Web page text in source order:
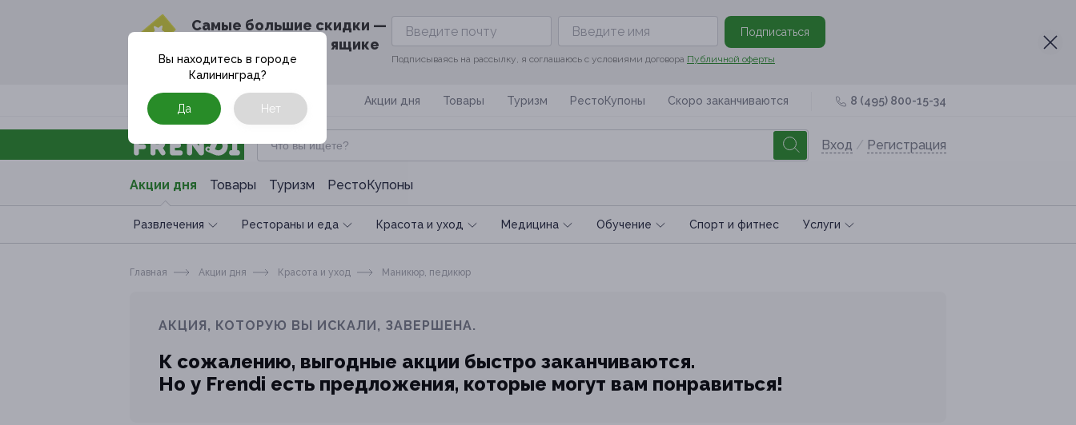
Cамые большие скидки —
в твоём почтовом ящике
Подписаться
Подписываясь на рассылку, я соглашаюсь с условиями договора Публичной оферты
Москва Акции дня Товары Туризм РестоКупоны Скоро заканчиваются 8 (495) 800-15-34
Вход / Регистрация
Акции дня Товары Туризм РестоКупоны
Развлечения Рестораны и еда Красота и уход Медицина Обучение Спoрт и фитнес Услуги
Вы находитесь в городе
Калининград?
Да Нет
Главная Акции дня Красота и уход Маникюр, педикюр
АКЦИЯ, КОТОРУЮ ВЫ ИСКАЛИ, ЗАВЕРШЕНА.
К сожалению, выгодные акции быстро заканчиваются.
Но у Frendi есть предложения, которые могут вам понравиться!